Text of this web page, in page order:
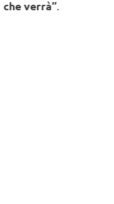
che verrà”